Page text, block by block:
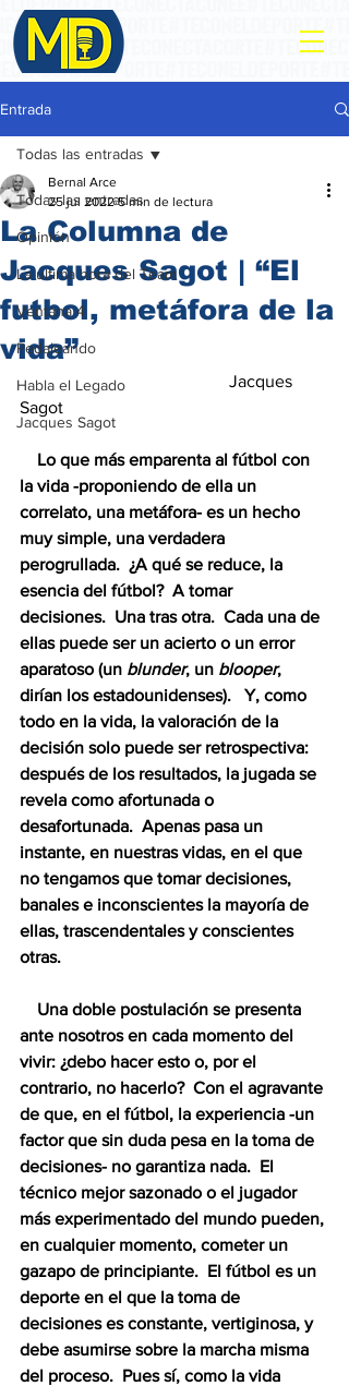
Entrada
Todas las entradas
Opinión
La ultima hora del Team
Ventana 4
Pedaleando
Habla el Legado
Jacques Sagot
Todas las entradas
La Columna de
Jacques Sagot | “El
futbol, metáfora de la
vida”
Bernal Arce
25 jul 2022 5 min de lectura
                                                Jacques
Sagot
la vida -proponiendo de ella un
correlato, una metáfora- es un hecho
muy simple, una verdadera
perogrullada.  ¿A qué se reduce, la
esencia del fútbol?  A tomar
decisiones.  Una tras otra.  Cada una de
ellas puede ser un acierto o un error
aparatoso (un blunder, un blooper,
dirían los estadounidenses).   Y, como
todo en la vida, la valoración de la
decisión solo puede ser retrospectiva:
después de los resultados, la jugada se
revela como afortunada o
desafortunada.  Apenas pasa un
instante, en nuestras vidas, en el que
no tengamos que tomar decisiones,
banales e inconscientes la mayoría de
ellas, trascendentales y conscientes
otras.
ante nosotros en cada momento del
vivir: ¿debo hacer esto o, por el
contrario, no hacerlo?  Con el agravante
de que, en el fútbol, la experiencia -un
factor que sin duda pesa en la toma de
decisiones- no garantiza nada.  El
técnico mejor sazonado o el jugador
más experimentado del mundo pueden,
en cualquier momento, cometer un
gazapo de principiante.  El fútbol es un
deporte en el que la toma de
decisiones es constante, vertiginosa, y
debe asumirse sobre la marcha misma
del proceso.  Pues sí, como la vida